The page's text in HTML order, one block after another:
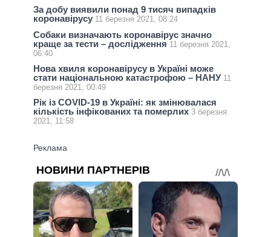
За добу виявили понад 9 тисяч випадків
коронавірусу 11 березня 2021, 08:24
Собаки визначають коронавірус значно
краще за тести – дослідження 11 березня 2021,
06:40
Нова хвиля коронавірусу в Україні може
стати національною катастрофою – НАНУ 11
березня 2021, 00:49
Рік із COVID-19 в Україні: як змінювалася
кількість інфікованих та померлих 3 березня
2021, 11:58